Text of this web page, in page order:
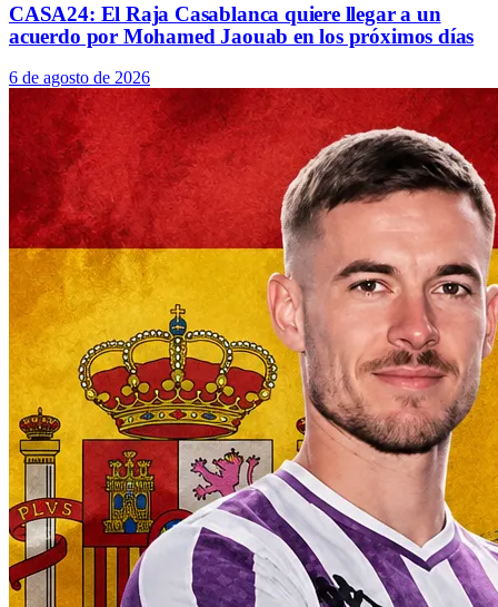
CASA24: El Raja Casablanca quiere llegar a un
acuerdo por Mohamed Jaouab en los próximos días
6 de agosto de 2026